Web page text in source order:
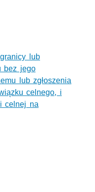
lub
bez jego
lub zgłoszenia
celnego, i
celnej na